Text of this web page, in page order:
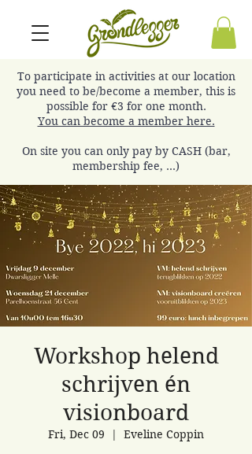
To participate in activities at our location
you need to be/become a member, this is
possible for €3 for one month.
You can become a member here.
On site you can only pay by CASH (bar,
membership fee, ...)
Workshop helend
schrijven én
visionboard
Fri, Dec 09
  |
Eveline Coppin